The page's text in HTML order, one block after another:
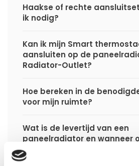
Haakse of rechte
ik nodig?
Kan ik mijn Smart
aansluiten op de
Radiator-Outlet?
Hoe bereken in de
voor mijn ruimte?
Wat is de levertijd van een
paneelradiator en wanneer
deze als ik een bestelling